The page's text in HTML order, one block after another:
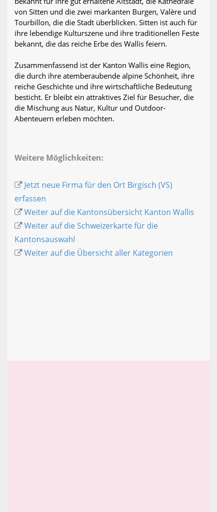
von Sitten und die zwei markanten Burgen, Valère und
Tourbillon, die die Stadt überblicken. Sitten ist auch für
ihre lebendige Kulturszene und ihre traditionellen Feste
bekannt, die das reiche Erbe des Wallis feiern.
Zusammenfassend ist der Kanton Wallis eine Region,
die durch ihre atemberaubende alpine Schönheit, ihre
reiche Geschichte und ihre wirtschaftliche Bedeutung
besticht. Er bleibt ein attraktives Ziel für Besucher, die
die Mischung aus Natur, Kultur und Outdoor-
Abenteuern erleben möchten.
Weitere Möglichkeiten:
Jetzt neue Firma für den Ort Birgisch (VS)
erfassen
Weiter auf die Kantonsübersicht Kanton Wallis
Weiter auf die Schweizerkarte für die
Kantonsauswahl
Weiter auf die Übersicht aller Kategorien